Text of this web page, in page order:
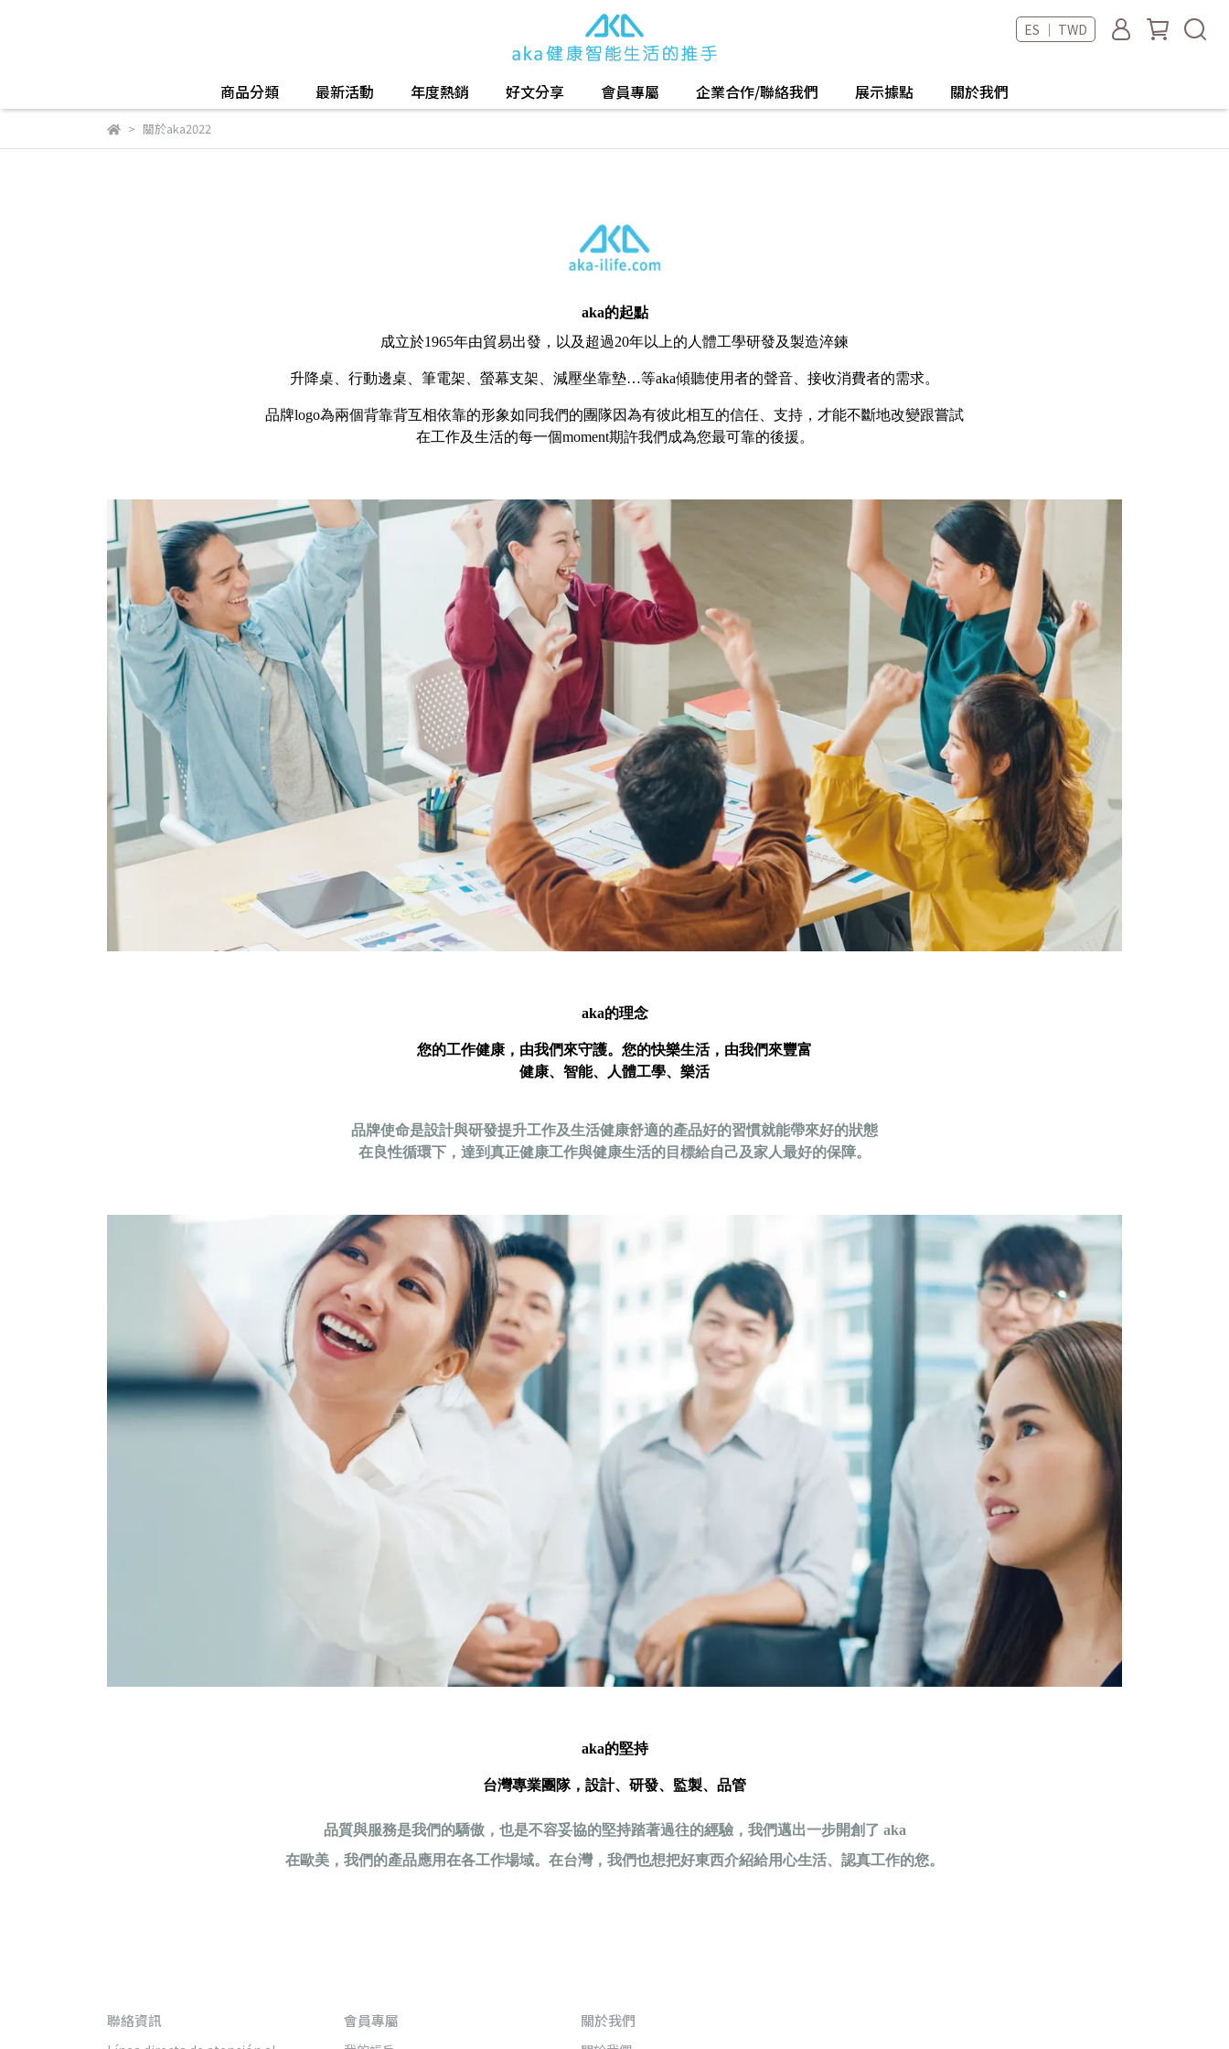
ES ｜ TWD
商品分類 最新活動 年度熱銷 好文分享 會員專屬 企業合作/聯絡我們 展示據點 關於我們
關於aka2022
aka的起點
成立於1965年由貿易出發，以及超過20年以上的人體工學研發及製造淬鍊
升降桌、行動邊桌、筆電架、螢幕支架、減壓坐靠墊…等aka傾聽使用者的聲音、接收消費者的需求。
品牌logo為兩個背靠背互相依靠的形象如同我們的團隊因為有彼此相互的信任、支持，才能不斷地改變跟嘗試
在工作及生活的每一個moment期許我們成為您最可靠的後援。
aka的理念
您的工作健康，由我們來守護。您的快樂生活，由我們來豐富
健康、智能、人體工學、樂活
品牌使命是設計與研發提升工作及生活健康舒適的產品好的習慣就能帶來好的狀態
在良性循環下，達到真正健康工作與健康生活的目標給自己及家人最好的保障。
aka的堅持
台灣專業團隊，設計、研發、監製、品管
品質與服務是我們的驕傲，也是不容妥協的堅持踏著過往的經驗，我們邁出一步開創了 aka
在歐美，我們的產品應用在各工作場域。在台灣，我們也想把好東西介紹給用心生活、認真工作的您。
聯絡資訊 會員專屬 關於我們